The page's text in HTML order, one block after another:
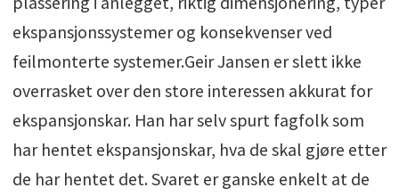
ekspansjonssystemer og konsekvenser ved
feilmonterte systemer.Geir Jansen er slett ikke
overrasket over den store interessen akkurat for
ekspansjonskar. Han har selv spurt fagfolk som
har hentet ekspansjonskar, hva de skal gjøre etter
de har hentet det. Svaret er ganske enkelt at de